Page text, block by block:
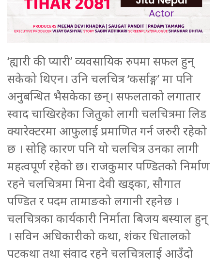
‘ह्यारी की प्यारी’ व्यवसायिक रुपमा सफल हुन्
सकेको थिएन। उनि चलचित्र ‘कर्साङ्ग’ मा पनि
अनुबन्धित भैसकेका छन्। सफलताको लगातार
स्वाद चाखिरहेका जितुको लागी चलचित्रमा लिड
क्यारेक्टरमा आफुलाई प्रमाणित गर्न जरुरी रहेको
छ । सोहि कारण पनि यो चलचित्र उनका लागी
महत्वपूर्ण रहेको छ। राजकुमार पण्डितको निर्माण
रहने चलचित्रमा मिना देवी खड्का, सौगात
पण्डित र पदम तामाङको लगानी रहनेछ ।
चलचित्रका कार्यकारी निर्माता बिजय बस्याल हुन्
। सविन अधिकारीको कथा, शंकर धितालको
पटकथा तथा संवाद रहने चलचित्रलाई आउँदो